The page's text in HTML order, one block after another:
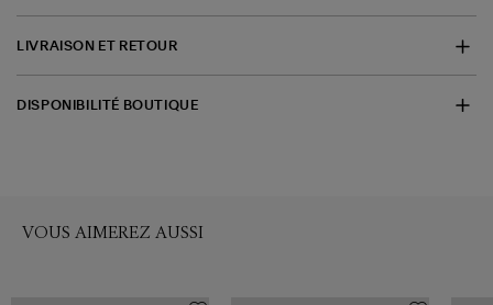
LIVRAISON ET RETOUR
DISPONIBILITÉ BOUTIQUE
VOUS AIMEREZ AUSSI